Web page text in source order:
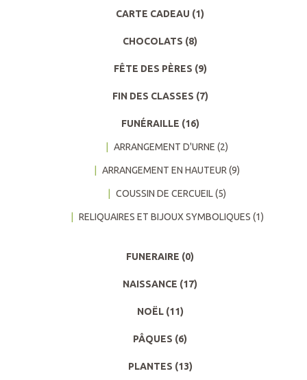
CARTE CADEAU (1)
CHOCOLATS (8)
FÊTE DES PÈRES (9)
FIN DES CLASSES (7)
FUNÉRAILLE (16)
ARRANGEMENT D'URNE (2)
ARRANGEMENT EN HAUTEUR (9)
COUSSIN DE CERCUEIL (5)
RELIQUAIRES ET BIJOUX SYMBOLIQUES (1)
FUNERAIRE (0)
NAISSANCE (17)
NOËL (11)
PÂQUES (6)
PLANTES (13)